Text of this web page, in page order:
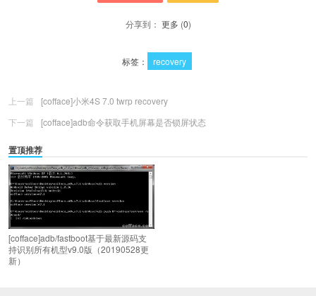
分享到： 更多 (0)
标签： recovery
上一篇
[cofface]小米4S 7.0 twrp recovery
下一篇
[cofface]adb命令获取手机屏幕是否锁屏状态
置顶推荐
[cofface]adb/fastboot基于最新源码支
持识别所有机型v9.0版（20190528更
新）